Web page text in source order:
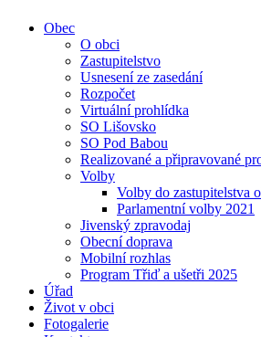
Obec
O obci
Zastupitelstvo
Usnesení ze zasedání
Rozpočet
Virtuální prohlídka
SO Lišovsko
SO Pod Babou
Realizované a připravované
Volby
Volby do zastupitelstva
Parlamentní volby 2021
Jivenský zpravodaj
Obecní doprava
Mobilní rozhlas
Program Třiď a ušetři 2025
Úřad
Život v obci
Fotogalerie